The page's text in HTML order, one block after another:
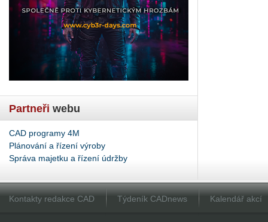
Partneři webu
CAD programy 4M
Plánování a řízení výroby
Správa majetku a řízení údržby
Kontakty redakce CAD Týdeník CADnews Kalendář akcí